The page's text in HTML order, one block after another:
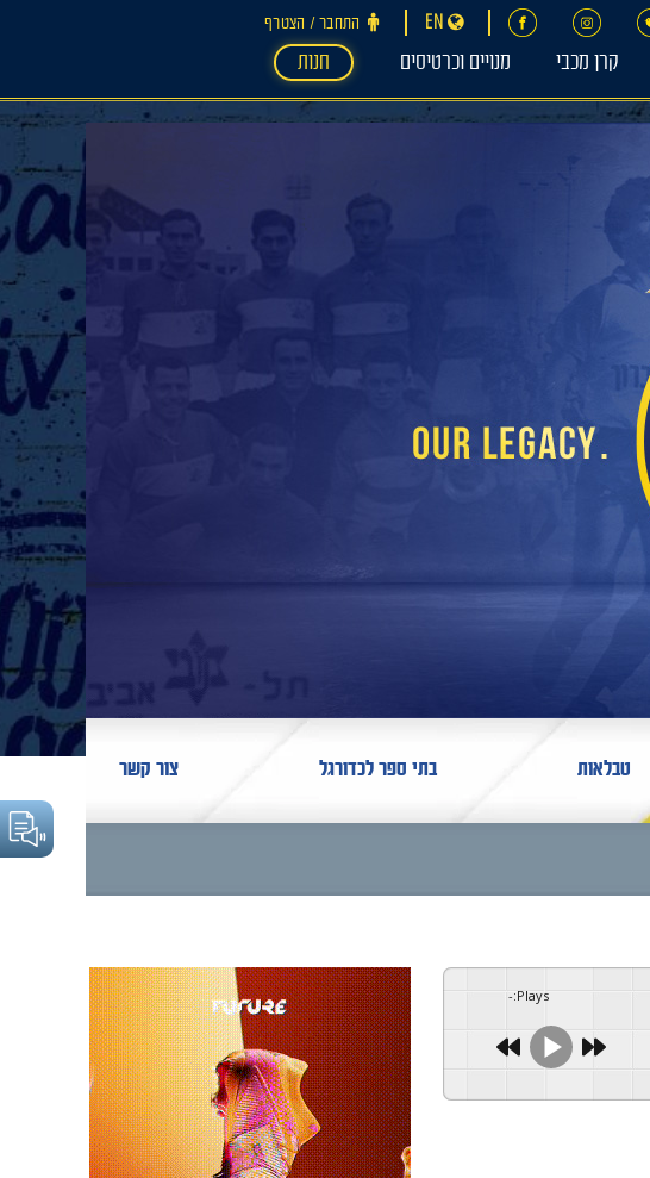
התחבר ‪/‬ הצטרף EN
קרן מכבי מנויים וכרטיסים חנות
טבלאות בתי ספר לכדורגל צור קשר
Plays
:
-